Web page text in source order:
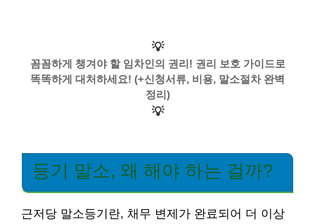
💡
꼼꼼하게 챙겨야 할 임차인의 권리! 권리 보호 가이드로
똑똑하게 대처하세요! (+신청서류, 비용, 말소절차 완벽
정리)
💡
등기 말소, 왜 해야 하는 걸까?
근저당 말소등기란, 채무 변제가 완료되어 더 이상